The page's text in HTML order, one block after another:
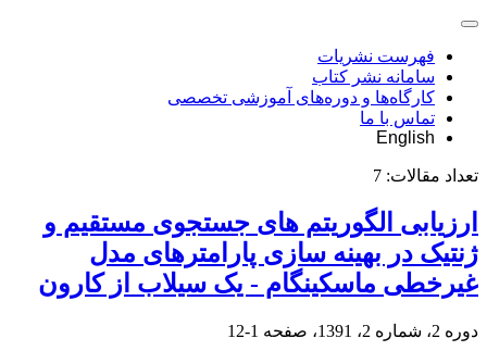
فهرست نشریات
سامانه نشر کتاب
کارگاه‌ها و دوره‌های آموزشی تخصصی
تماس با ما
English
تعداد مقالات: 7
ارزیابی الگوریتم های جستجوی مستقیم و
ژنتیک در بهینه سازی پارامترهای مدل
غیرخطی ماسکینگام - یک سیلاب از کارون
دوره 2، شماره 2، 1391، صفحه 1-12